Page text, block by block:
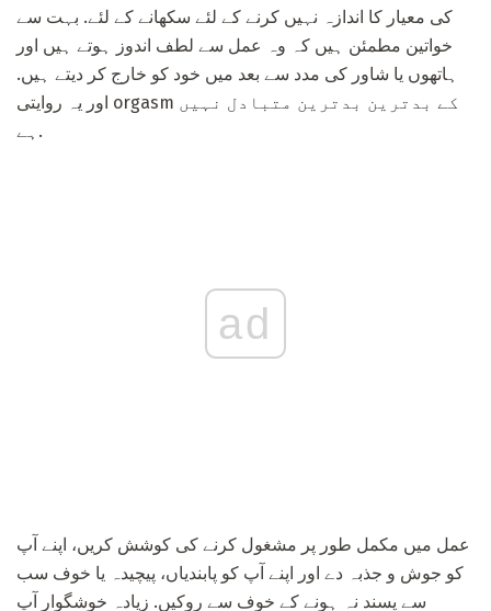
کی معیار کا اندازہ نہیں کرنے کے لئے سکھانے کے لئے. بہت سے
خواتین مطمئن ہیں کہ وہ عمل سے لطف اندوز ہوتے ہیں اور
ہاتھوں یا شاور کی مدد سے بعد میں خود کو خارج کر دیتے ہیں.
اور یہ روایتی orgasm کے بدترین بدترین متبادل نہیں
ہے.
ad
عمل میں مکمل طور پر مشغول کرنے کی کوشش کریں، اپنے آپ
کو جوش و جذبہ دے اور اپنے آپ کو پابندیاں، پیچیدہ یا خوف سب
سے پسند نہ ہونے کے خوف سے روکیں. زیادہ خوشگوار آپ